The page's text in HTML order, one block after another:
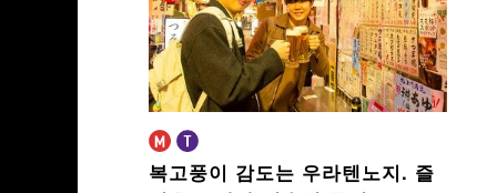
복고풍이 감도는 우라텐노지. 즐